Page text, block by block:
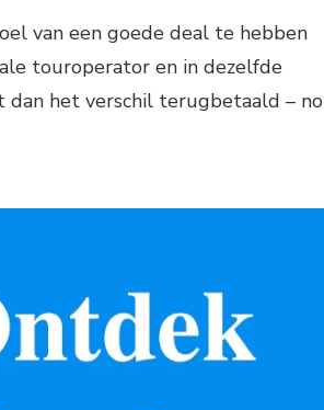
van een goede deal te hebben
touroperator en in dezelfde
het verschil terugbetaald – no